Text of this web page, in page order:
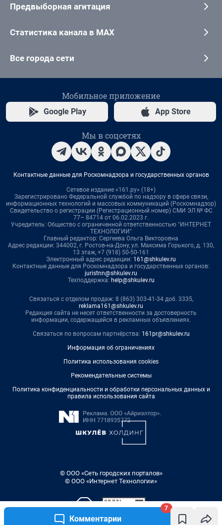
Комментарии
7
Предвыборная агитация
Статистика канала в MAX
Все города сети
Мобильное приложение
Google Play App Store
Мы в соцсетях
Контактные данные для Роскомнадзора и государственных органов
Сетевое издание «161.ру» (18+)
Зарегистрировано Федеральной службой по надзору в сфере связи,
информационных технологий и массовых коммуникаций (Роскомнадзор)
Свидетельство о регистрации (Регистрационный номер) СМИ ЭЛ № ФС
77– 84714 от 06.02.2023 г.
Учредитель: Общество с ограниченной ответственностью "ИНТЕРНЕТ
ТЕХНОЛОГИИ"
Главный редактор: Сергеева Ольга Викторовна
Адрес редакции: 344002, г. Ростов-на-Дону, ул. Максима Горького, д. 130,
13 этаж, +7 (918) 50-50-161
Электронный адрес редакции: 161@shkulev.ru
Контактные данные для Роскомнадзора и государственных органов:
juristnn@shkulev.ru
Техподдержка: help@shkulev.ru
Связаться с отделом продаж: 8 (863) 303-41-34 доб. 3335,
reklama161@shkulev.ru
Редакция сайта не несет ответственности за достоверность
информации, содержащейся в рекламных объявлениях.
Связаться по вопросам партнёрства: 161pr@shkulev.ru
Информация об ограничениях
Политика использования cookies
Рекомендательные системы
Политика конфиденциальности и обработки персональных данных и
правила использования сайта
© ООО «Сеть городских порталов»
© ООО «Интернет Технологии»